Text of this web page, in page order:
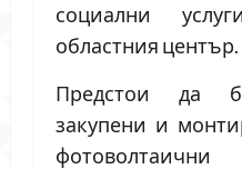
социални
областния център.
Предстои да
закупени и
фотоволтаични